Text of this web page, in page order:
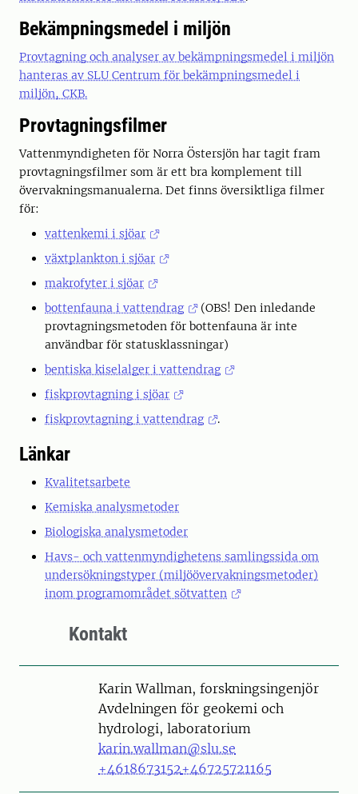
Bekämpningsmedel i miljön
Provtagning och analyser av bekämpningsmedel i miljön
hanteras av SLU Centrum för bekämpningsmedel i
miljön, CKB.
Provtagningsfilmer
Vattenmyndigheten för Norra Östersjön har tagit fram
provtagningsfilmer som är ett bra komplement till
övervakningsmanualerna. Det finns översiktliga filmer
för:
vattenkemi i sjöar
växtplankton i sjöar
makrofyter i sjöar
bottenfauna i vattendrag
(OBS! Den inledande
provtagningsmetoden för bottenfauna är inte
användbar för statusklassningar)
bentiska kiselalger i vattendrag
fiskprovtagning i sjöar
fiskprovtagning i vattendrag
.
Länkar
Kvalitetsarbete
Kemiska analysmetoder
Biologiska analysmetoder
Havs- och vattenmyndighetens samlingssida om
undersökningstyper (miljöövervakningsmetoder)
inom programområdet sötvatten
Kontakt
PersonKarin Wallman, forskningsingenjör
Avdelningen för geokemi och
hydrologi, laboratorium
karin.wallman@slu.se
+4618673152+46725721165